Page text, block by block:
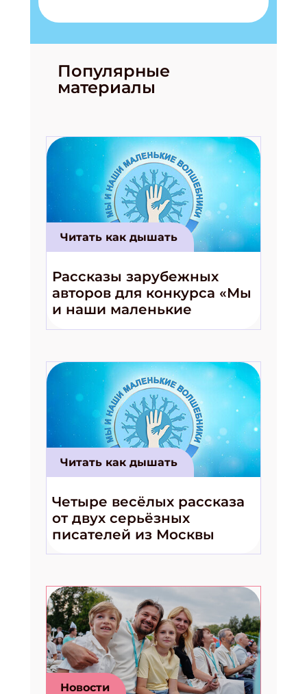
Популярные
материалы
Читать как дышать
Рассказы зарубежных
авторов для конкурса «Мы
и наши маленькие
волшебники!»
Читать как дышать
Четыре весёлых рассказа
от двух серьёзных
писателей из Москвы
Новости